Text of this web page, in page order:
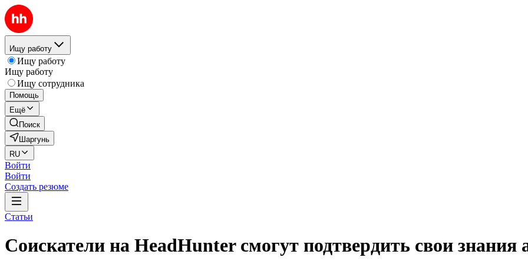
Ищу работу
Ищу работу
Ищу работу
Ищу сотрудника
Помощь
Ещё
Поиск
Шаргунь
RU
Войти
Войти
Создать резюме
Статьи
Соискатели на HeadHunter смогут подтвердить свои знания